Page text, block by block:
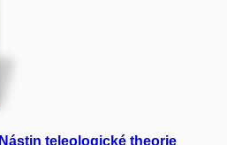
Nástin teleologické theorie